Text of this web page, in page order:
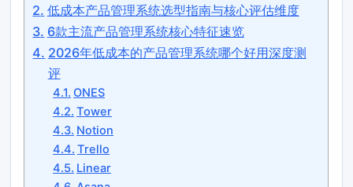
低成本产品管理系统选型指南与核心评估维度
6款主流产品管理系统核心特征速览
2026年低成本的产品管理系统哪个好用深度测
评
ONES
Tower
Notion
Trello
Linear